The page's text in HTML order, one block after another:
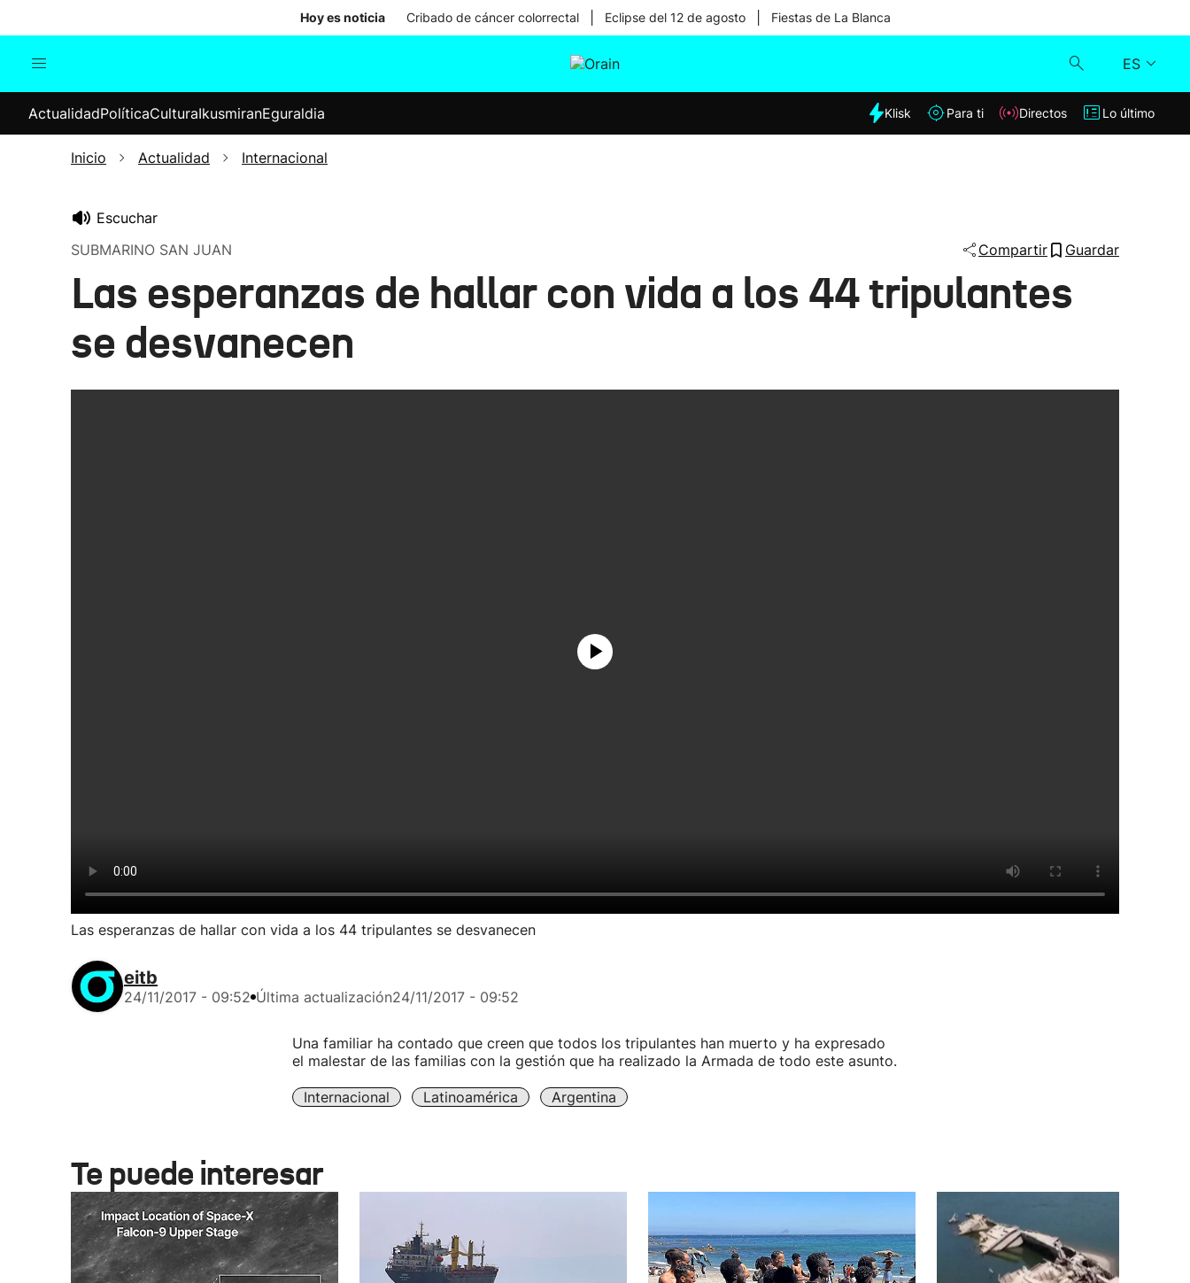
Hoy es noticia Cribado de cáncer colorrectal Eclipse del 12 de agosto Fiestas de La Blanca
ES
Internacional
Elecciones
Klisk
ActualidadPolíticaCulturaIkusmiranEguraldia Klisk Para ti Directos Lo último
Inicio Actualidad Internacional
Escuchar
SUBMARINO SAN JUAN
Compartir Guardar
Las esperanzas de hallar con vida a los 44 tripulantes
se desvanecen
Las esperanzas de hallar con vida a los 44 tripulantes se desvanecen
eitb
24/11/2017 - 09:52 Última actualización24/11/2017 - 09:52
Una familiar ha contado que creen que todos los tripulantes han muerto y ha expresado
el malestar de las familias con la gestión que ha realizado la Armada de todo este asunto.
Internacional Latinoamérica Argentina
Te puede interesar